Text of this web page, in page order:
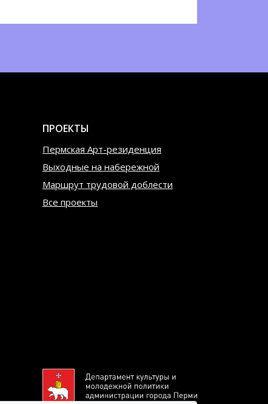
ПРОЕКТЫ
Пермская Арт-резиденция
Выходные на набережной
Маршрут трудовой доблести
Все проекты